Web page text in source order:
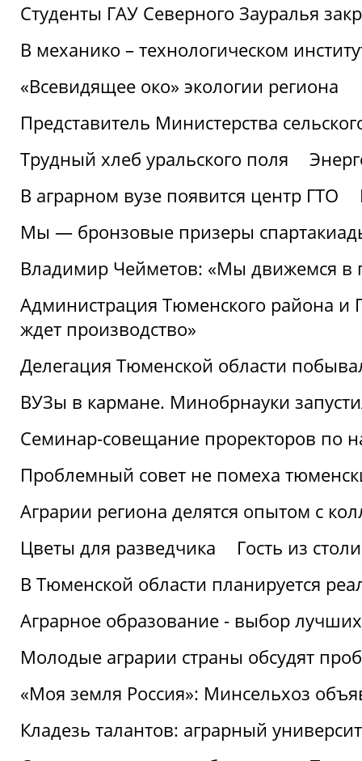
Студенты ГАУ Северного Зауралья
В механико – технологическом
«Всевидящее око» экологии региона
Представитель Министерства
Трудный хлеб уральского поля
В аграрном вузе появится центр ГТО
Мы — бронзовые призеры
Владимир Чейметов: «Мы движемся в
Администрация Тюменского района и
ждет производство»
Делегация Тюменской области
ВУЗы в кармане. Минобрнауки
Семинар-совещание проректоров по
Проблемный совет не помеха
Аграрии региона делятся опытом с
Цветы для разведчика
Гость из
В Тюменской области планируется
Аграрное образование - выбор лучших
Молодые аграрии страны обсудят
«Моя земля Россия»: Минсельхоз
Кладезь талантов: аграрный